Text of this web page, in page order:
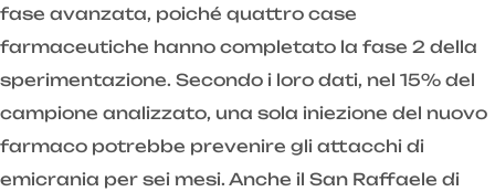
fase avanzata, poiché quattro case
farmaceutiche hanno completato la fase 2 della
sperimentazione. Secondo i loro dati, nel 15% del
campione analizzato, una sola iniezione del nuovo
farmaco potrebbe prevenire gli attacchi di
emicrania per sei mesi. Anche il San Raffaele di